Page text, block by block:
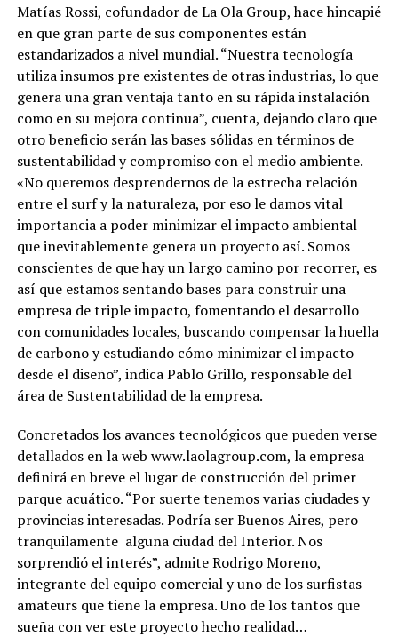
Matías Rossi, cofundador de La Ola Group, hace hincapié
en que gran parte de sus componentes están
estandarizados a nivel mundial. “Nuestra tecnología
utiliza insumos pre existentes de otras industrias, lo que
genera una gran ventaja tanto en su rápida instalación
como en su mejora continua”, cuenta, dejando claro que
otro beneficio serán las bases sólidas en términos de
sustentabilidad y compromiso con el medio ambiente.
«No queremos desprendernos de la estrecha relación
entre el surf y la naturaleza, por eso le damos vital
importancia a poder minimizar el impacto ambiental
que inevitablemente genera un proyecto así. Somos
conscientes de que hay un largo camino por recorrer, es
así que estamos sentando bases para construir una
empresa de triple impacto, fomentando el desarrollo
con comunidades locales, buscando compensar la huella
de carbono y estudiando cómo minimizar el impacto
desde el diseño”, indica Pablo Grillo, responsable del
área de Sustentabilidad de la empresa.
Concretados los avances tecnológicos que pueden verse
detallados en la web www.laolagroup.com, la empresa
definirá en breve el lugar de construcción del primer
parque acuático. “Por suerte tenemos varias ciudades y
provincias interesadas. Podría ser Buenos Aires, pero
tranquilamente alguna ciudad del Interior. Nos
sorprendió el interés”, admite Rodrigo Moreno,
integrante del equipo comercial y uno de los surfistas
amateurs que tiene la empresa. Uno de los tantos que
sueña con ver este proyecto hecho realidad…